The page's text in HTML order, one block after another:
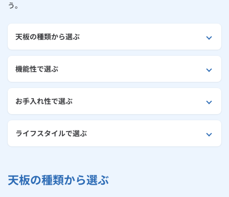
う。
天板の種類から選ぶ
機能性で選ぶ
お手入れ性で選ぶ
ライフスタイルで選ぶ
天板の種類から選ぶ